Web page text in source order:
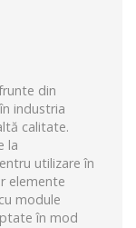
din
industria
calitate.
la
utilizare în
elemente
module
în mod